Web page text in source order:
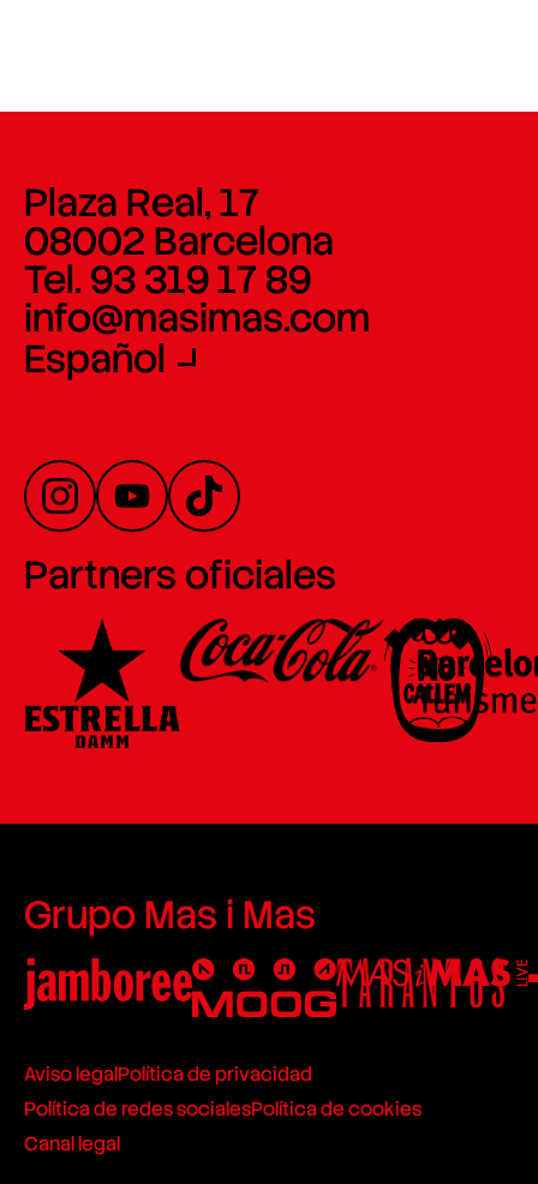
Plaza Real, 17
08002 Barcelona
Tel. 93 319 17 89
info@masimas.com
Español
Partners oficiales
Grupo Mas i Mas
Aviso legalPolítica de privacidad
Política de redes socialesPolítica de cookies
Canal legal